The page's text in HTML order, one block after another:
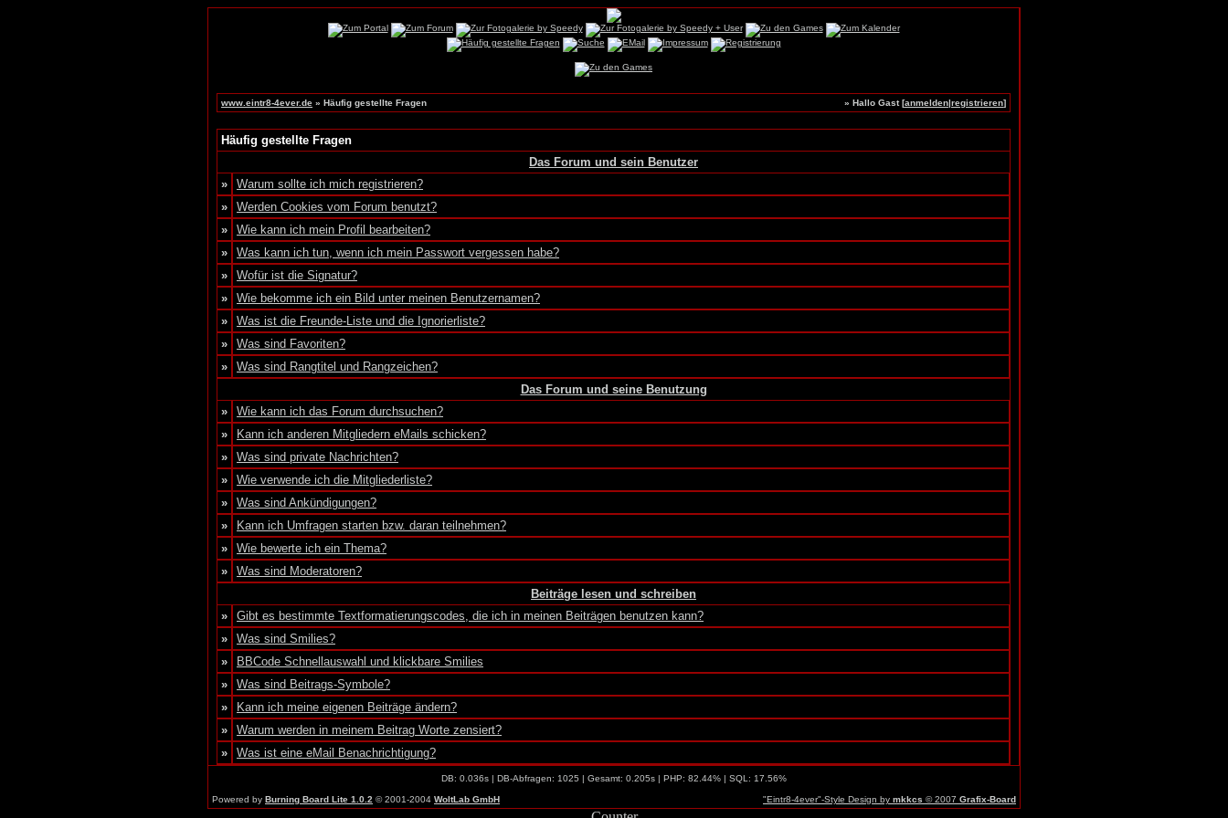
www.eintr8-4ever.de » Häufig gestellte Fragen » Hallo Gast [anmelden|registrieren]
Häufig gestellte Fragen
Das Forum und sein Benutzer
»
Warum sollte ich mich registrieren?
»
Werden Cookies vom Forum benutzt?
»
Wie kann ich mein Profil bearbeiten?
»
Was kann ich tun, wenn ich mein Passwort vergessen habe?
»
Wofür ist die Signatur?
»
Wie bekomme ich ein Bild unter meinen Benutzernamen?
»
Was ist die Freunde-Liste und die Ignorierliste?
»
Was sind Favoriten?
»
Was sind Rangtitel und Rangzeichen?
Das Forum und seine Benutzung
»
Wie kann ich das Forum durchsuchen?
»
Kann ich anderen Mitgliedern eMails schicken?
»
Was sind private Nachrichten?
»
Wie verwende ich die Mitgliederliste?
»
Was sind Ankündigungen?
»
Kann ich Umfragen starten bzw. daran teilnehmen?
»
Wie bewerte ich ein Thema?
»
Was sind Moderatoren?
Beiträge lesen und schreiben
»
Gibt es bestimmte Textformatierungscodes, die ich in meinen Beiträgen benutzen kann?
»
Was sind Smilies?
»
BBCode Schnellauswahl und klickbare Smilies
»
Was sind Beitrags-Symbole?
»
Kann ich meine eigenen Beiträge ändern?
»
Warum werden in meinem Beitrag Worte zensiert?
»
Was ist eine eMail Benachrichtigung?
DB: 0.036s | DB-Abfragen: 1025 | Gesamt: 0.205s | PHP: 82.44% | SQL: 17.56%
Powered by Burning Board Lite 1.0.2 © 2001-2004 WoltLab GmbH "Eintr8-4ever"-Style Design by mkkcs © 2007 Grafix-Board